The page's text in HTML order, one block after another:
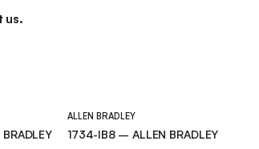
us.
ALLEN BRADLEY
1734-IB8 – ALLEN BRADLEY